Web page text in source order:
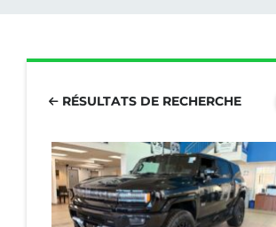
RÉSULTATS DE RECHERCHE